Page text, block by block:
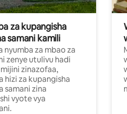
za kupangisha
samani kamili
nyumba za mbao za
zenye utulivu hadi
zinazofaa,
hizi za kupangisha
samani zina
vyote vya